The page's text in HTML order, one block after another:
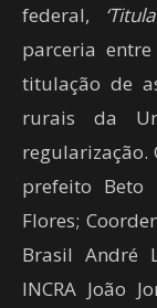
federal,
parceria
titulação de
rurais da
regularização.
prefeito Beto
Flores;
Brasil André
INCRA João